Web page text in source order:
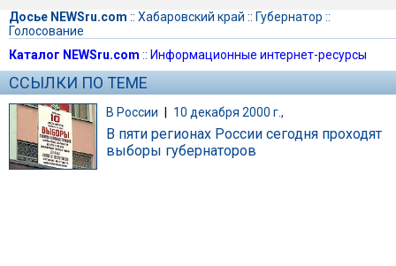
Досье NEWSru.com :: Хабаровский край :: Губернатор ::
Голосование
Каталог NEWSru.com :: Информационные интернет-ресурсы
ССЫЛКИ ПО ТЕМЕ
В России | 10 декабря 2000 г.,
В пяти регионах России сегодня проходят
выборы губернаторов